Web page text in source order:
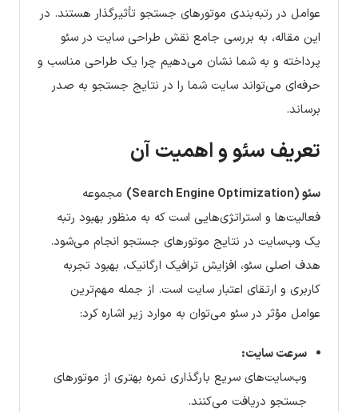
عوامل در رتبه‌بندی موتورهای جستجو تأثیرگذار هستند. در
این مقاله، به بررسی جامع نقش طراحی سایت در سئو
پرداخته و به شما نشان می‌دهیم چرا یک طراحی مناسب و
حرفه‌ای می‌تواند سایت شما را در نتایج جستجو به صدر
برساند.
تعریف سئو و اهمیت آن
سئو (Search Engine Optimization)
مجموعه
فعالیت‌ها و استراتژی‌هایی است که به منظور بهبود رتبه
یک وب‌سایت در نتایج موتورهای جستجو انجام می‌شود.
هدف اصلی سئو، افزایش ترافیک ارگانیک، بهبود تجربه
کاربری و ارتقای اعتبار سایت است. از جمله مهم‌ترین
عوامل مؤثر در سئو می‌توان به موارد زیر اشاره کرد:
سرعت سایت:
وب‌سایت‌های سریع بارگذاری نمره بهتری از موتورهای
جستجو دریافت می‌کنند.